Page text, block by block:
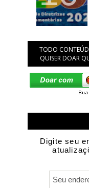
TODO
QUISER DOAR
Digite seu